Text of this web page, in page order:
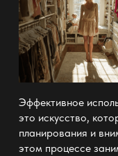
Эффективное
это искусство,
планирования и
этом процессе